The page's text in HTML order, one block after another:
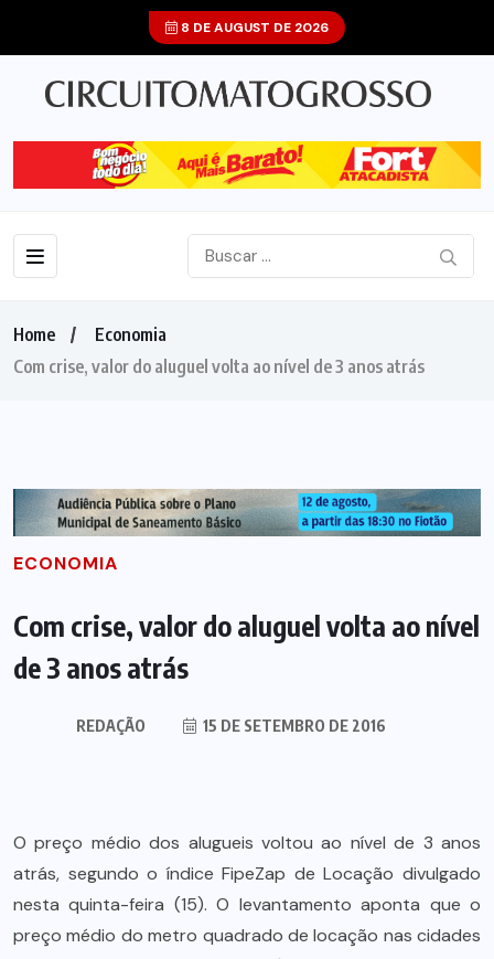
8 DE AUGUST DE 2026
Home
Economia
Com crise, valor do aluguel volta ao nível de 3 anos atrás
ECONOMIA
Com crise, valor do aluguel volta ao nível
de 3 anos atrás
REDAÇÃO 15 DE SETEMBRO DE 2016
O preço médio dos alugueis voltou ao nível de 3 anos
atrás, segundo o índice FipeZap de Locação divulgado
nesta quinta-feira (15). O levantamento aponta que o
preço médio do metro quadrado de locação nas cidades